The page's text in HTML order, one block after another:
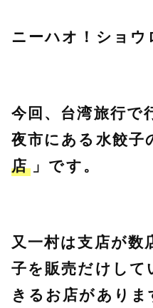
ニーハオ！ショウ
今回、台湾旅行で
夜市にある水餃子
店 」です。
又一村は支店が数
子を販売だけして
きるお店がありま